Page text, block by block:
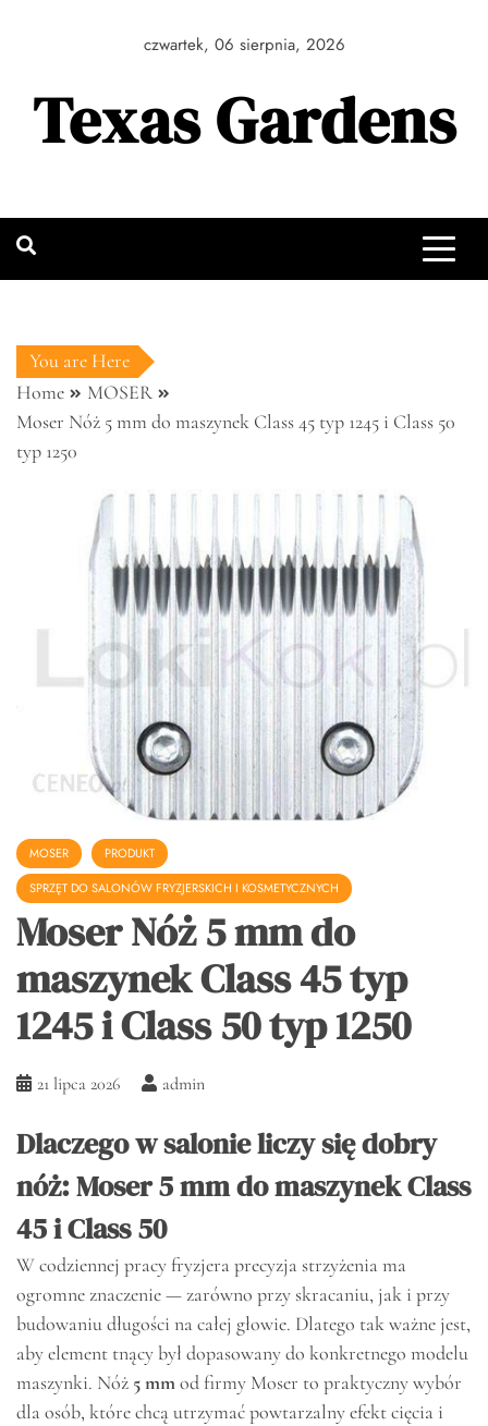
czwartek, 06 sierpnia, 2026
Texas Gardens
You are Here
Home
MOSER
Moser Nóż 5 mm do maszynek Class 45 typ 1245 i Class 50
typ 1250
MOSER
PRODUKT
SPRZĘT DO SALONÓW FRYZJERSKICH I KOSMETYCZNYCH
Moser Nóż 5 mm do
maszynek Class 45 typ
1245 i Class 50 typ 1250
21 lipca 2026 admin
Dlaczego w salonie liczy się dobry
nóż: Moser 5 mm do maszynek Class
45 i Class 50
W codziennej pracy fryzjera precyzja strzyżenia ma
ogromne znaczenie — zarówno przy skracaniu, jak i przy
budowaniu długości na całej głowie. Dlatego tak ważne jest,
aby element tnący był dopasowany do konkretnego modelu
maszynki. Nóż 5 mmod firmy Moser to praktyczny wybór
dla osób, które chcą utrzymać powtarzalny efekt cięcia i